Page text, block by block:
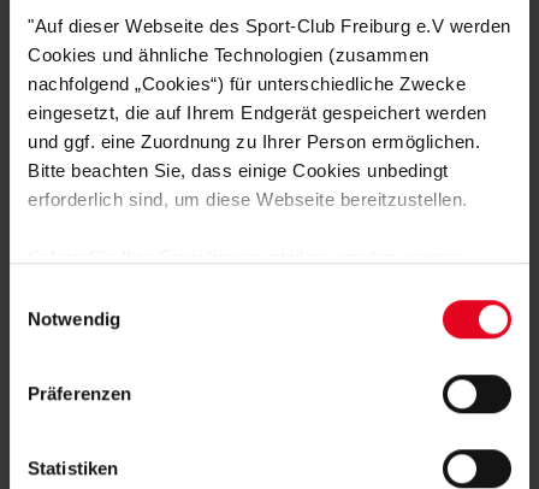
"Auf dieser Webseite des Sport-Club Freiburg e.V werden
Cookies und ähnliche Technologien (zusammen
nachfolgend „Cookies“) für unterschiedliche Zwecke
eingesetzt, die auf Ihrem Endgerät gespeichert werden
und ggf. eine Zuordnung zu Ihrer Person ermöglichen.
Bitte beachten Sie, dass einige Cookies unbedingt
erforderlich sind, um diese Webseite bereitzustellen.
Daten von Ihnen (z.B. persönlichen Identifikatoren oder
IP-Adressen) verarbeitet werden. Durch Klicken auf den
Speicherung aller aufgeführten Cookies und der
Daten für die unten jeweils angegebene Zwecke gem. §
Notwendig
Präferenzen
Statistiken
DAS KÖNNTE DIR AUCH
GEFALLEN